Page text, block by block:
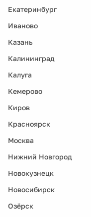
Екатеринбург
Иваново
Казань
Калининград
Калуга
Кемерово
Киров
Красноярск
Москва
Нижний Новгород
Новокузнецк
Новосибирск
Озёрск